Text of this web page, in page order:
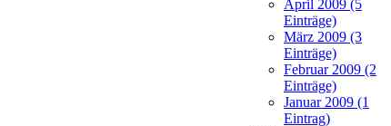
April 2009 (5
Einträge)
März 2009 (3
Einträge)
Februar 2009 (2
Einträge)
Januar 2009 (1
Eintrag)